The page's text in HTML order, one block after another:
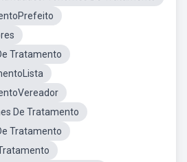
Tratamento
De Tratamento
Tratamento